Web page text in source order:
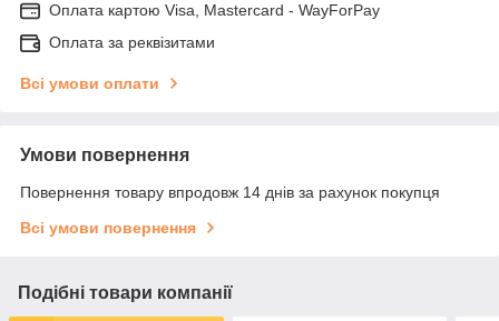
Оплата картою Visa, Mastercard - WayForPay
Оплата за реквізитами
Всі умови оплати
Умови повернення
Повернення товару впродовж 14 днів за рахунок покупця
Всі умови повернення
Подібні товари компанії